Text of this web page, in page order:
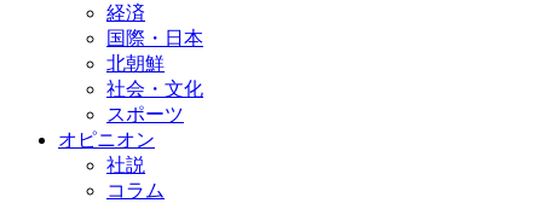
経済
国際・日本
北朝鮮
社会・文化
スポーツ
オピニオン
社説
コラム